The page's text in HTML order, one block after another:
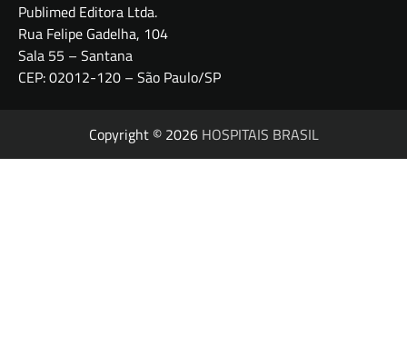
Publimed Editora Ltda.
Rua Felipe Gadelha, 104
Sala 55 – Santana
CEP: 02012-120 – São Paulo/SP
Copyright © 2026 HOSPITAIS BRASIL